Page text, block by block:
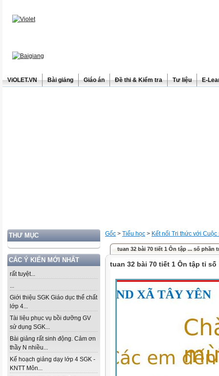
ViOLET.VN Bài giảng Giáo án Đề thi & Kiểm tra Tư liệu E-
THƯ MỤC
CÁC Ý KIẾN MỚI NHẤT
rất tuyệt...
...
Giới thiệu SGK Giáo dục thể chất
lớp 4...
Tài liệu phục vụ bồi dưỡng GV
sử dụng SGK...
Bài giảng rất sinh động. Cảm ơn
thầy N nhiều...
Kế hoạch giảng dạy lớp 4 SGK -
KNTT Môn...
Gốc > Tiểu học > Kết nối Tri thức với Cuộc
tuan 32 bài 70 tiết 1 Ôn tập ... số phần
tuan 32 bài 70 tiết 1 Ôn tập tỉ số